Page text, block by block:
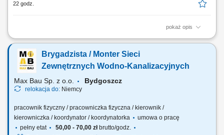
22 godz.
pokaż opis
Jako operator/ operatorka wózka widłowego dołączysz do nowoczesnej
dystrybucji artykułów niespożywczych do sklepów Lidl w całej Europie
(m.in. sprzęt ogrodowy, narzędzia, grille, trampoliny, akcesoria
rowerowe)....
Brygadzista / Monter Sieci
Zewnętrznych Wodno-Kanalizacyjnych
Max Bau Sp. z o.o. Bydgoszcz
relokacja do: Niemcy
pracownik fizyczny / pracowniczka fizyczna / kierownik /
kierowniczka / koordynator / koordynatorka
umowa o pracę
pełny etat
50,00 - 70,00 złbrutto/godz.